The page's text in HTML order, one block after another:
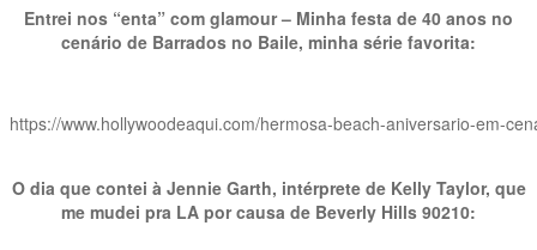
Entrei nos “enta” com glamour – Minha festa de 40 anos no
cenário de Barrados no Baile, minha série favorita:
https://www.hollywoodeaqui.com/hermosa-beach-aniversario-em-
O dia que contei à Jennie Garth, intérprete de Kelly Taylor, que
me mudei pra LA por causa de Beverly Hills 90210: